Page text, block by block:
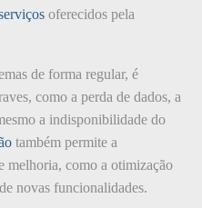
oferecidos pela
de forma regular, é
como a perda de dados, a
a indisponibilidade do
também permite a
melhoria, como a otimização
novas funcionalidades.